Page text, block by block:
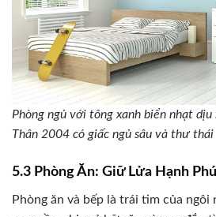
Phòng ngủ với tông xanh biển nhạt
Thân 2004 có giấc ngủ sâu và thư thái
5.3 Phòng Ăn: Giữ Lửa Hạnh
Phòng ăn và bếp là trái tim của ngôi